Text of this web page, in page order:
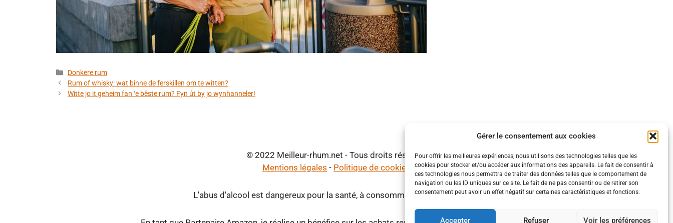
Gérer le consentement aux cookies
Pour offrir les meilleures expériences, nous utilisons des technologies telles que les
cookies pour stocker et/ou accéder aux informations des appareils. Le fait de consentir à
ces technologies nous permettra de traiter des données telles que le comportement de
navigation ou les ID uniques sur ce site. Le fait de ne pas consentir ou de retirer son
consentement peut avoir un effet négatif sur certaines caractéristiques et fonctions.
Accepter Refuser Voir les préférences
Categories
Donkere rum
Rum of whisky: wat binne de ferskillen om te witten?
Witte jo it geheim fan ‘e bêste rum? Fyn út by jo wynhanneler!
© 2022 Meilleur-rhum.net - Tous droits réservés
Mentions légales - Politique de cookies
L'abus d'alcool est dangereux pour la santé, à consommer avec modération.